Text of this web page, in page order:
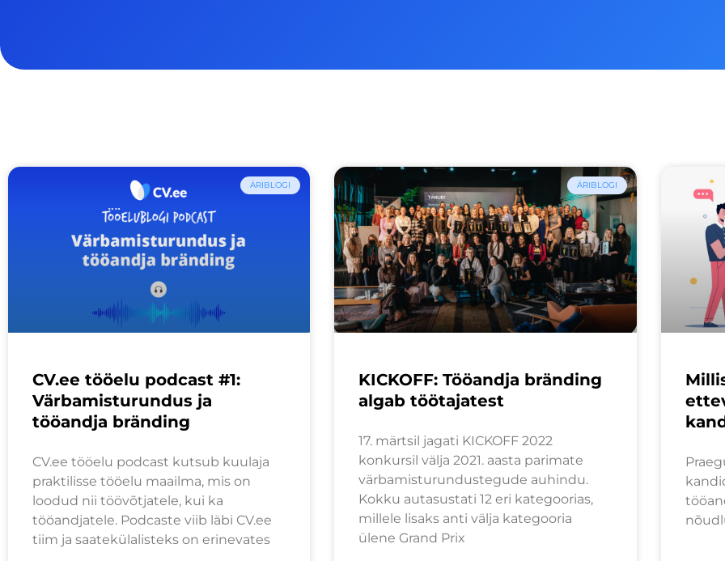
ÄRIBLOGI
CV.ee tööelu podcast #1:
Värbamisturundus ja
tööandja bränding
CV.ee tööelu podcast kutsub kuulaja
praktilisse tööelu maailma, mis on
loodud nii töövõtjatele, kui ka
tööandjatele. Podcaste viib läbi CV.ee
tiim ja saatekülalisteks on erinevates
ÄRIBLOGI
KICKOFF: Tööandja bränding
algab töötajatest
17. märtsil jagati KICKOFF 2022
konkursil välja 2021. aasta parimate
värbamisturundustegude auhindu.
Kokku autasustati 12 eri kategoorias,
millele lisaks anti välja kategooria
ülene Grand Prix